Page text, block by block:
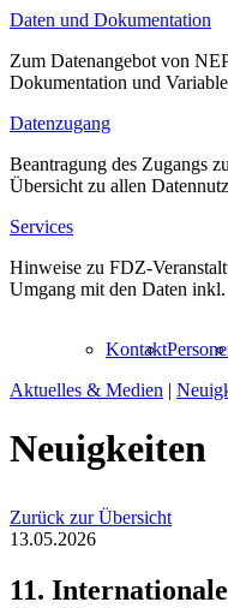
Daten und Dokumentation
Zum Datenangebot von
Dokumentation und
Datenzugang
Beantragung des Zugangs
Übersicht zu allen
Services
Hinweise zu FDZ-
Umgang mit den Daten
Kontakt
Aktuelles & Medien |
Neuigkeiten
Zurück zur Übersicht
13.05.2026
11.